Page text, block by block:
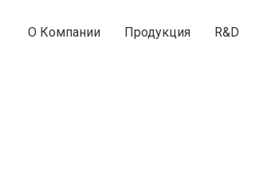
О Компании Продукция R&D